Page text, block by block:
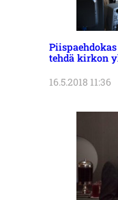
tehdä kirkon
16.5.2018 11:36